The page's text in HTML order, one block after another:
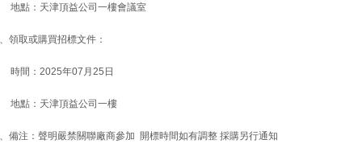
點：天津頂益公司一樓會議室
領取或購買招標文件：
間：2025年07月25日
點：天津頂益公司一樓
備注：聲明嚴禁關聯廠商參加 開標時間如有調整 採購另行通知